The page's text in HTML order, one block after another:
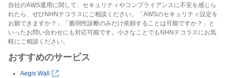
自社のAWS運用に関して、セキュリティやコンプライアンスに不安を感じら
れたら、ぜひNHNテコラスにご相談ください。「AWSのセキュリティ設定を
お願できますか？」「脆弱性診断のみだけ依頼することは可能ですか？」と
いったお問い合わせにも対応可能です。小さなことでもNHNテコラスにお気
軽にご相談ください。
おすすめのサービス
Aegis Wall